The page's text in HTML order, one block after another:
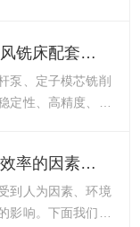
旋铣单元螺旋升角
头数的蜗杆螺杆。
输入轴输入多头蜗
工任意头数蜗杆。
基础上发展起来
相同，结构也有些
五种加工运动，旋风铣床配套中要注意的事
泵、定子模芯铣削
定性、高精度、提
超高速切削，能耗
风铣床运动形式的
开动机床前，应检
影响数控车床切削效率的因素有哪些呢？
到人为因素、环境
影响。下面我们来